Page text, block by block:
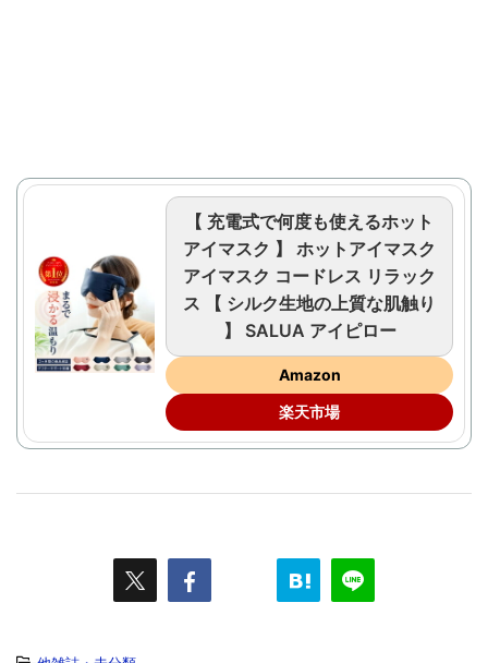
【 充電式で何度も使えるホット
アイマスク 】 ホットアイマスク
アイマスク コードレス リラック
ス 【 シルク生地の上質な肌触り
】 SALUA アイピロー
Amazon
楽天市場